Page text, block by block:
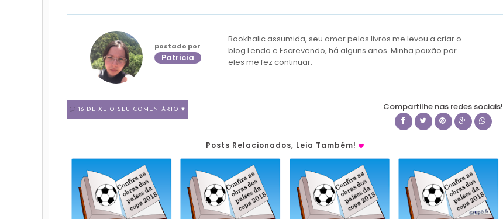
postado por
Patricia
Bookhalic assumida, seu amor pelos livros me levou a criar o
blog Lendo e Escrevendo, há alguns anos. Minha paixão por
eles me fez continuar.
16 DEIXE O SEU COMENTÁRIO ♥ Compartilhe nas redes sociais!
Posts Relacionados, Leia Também!